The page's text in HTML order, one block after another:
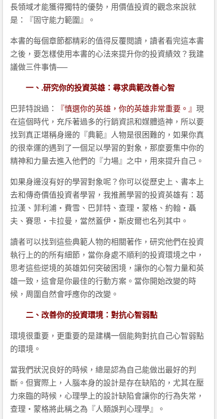
長領域才能獲得獨特的優勢，用價值投資的觀念來說就
是：『固守能力範圍』。
本書的每個章節都精彩的值得反覆閱讀，讀者看完這本書
之後，要怎樣使用本書的心法來提升你的投資績效？我建
議做三件事情──
一、.研究你的投資英雄：尋求典範改善心智
巴菲特說過：
『慎選你的英雄，你的英雄非常重要。』 現
在這個時代，充斥著過多的行銷資訊和媒體造神，所以要
找到真正堪稱身邊的『典範』人物是很困難的，如果你真
的很幸運的遇到了一個足以學習的對象，那麼要集中你的
精神和力量去進入他們的『力場』之中，用來提升自己。
如果身邊沒有好的學習對象呢？你可以從歷史上、書本上
去和傳奇價值投資者學習，我推薦學習的投資英雄有：葛
拉漢、菲利浦・費雪、巴菲特、查理・蒙格、約翰・聶
夫、賽思・卡拉曼，當然蓋伊‧斯皮爾也名列其中。
讀者可以找到這些典範人物的相關著作，研究他們在投資
執行上的的所有細節，當你身處不順利的投資環境之中，
思考這些逆境的英雄如何突破困境，讓你的心智力量和英
雄一致，這會是你最佳的行動方案。當你開始改變的時
候，周圍自然會呼應你的改變。
二、改善你的投資環境：對抗心智弱點
環境很重要，更重要的是建構一個能夠對抗自己心智弱點
的環境。
當我們狀況良好的時候，總是認為自己能做出最好的判
斷。但實際上，人腦本身的設計是存在缺陷的，尤其在壓
力來臨的時候，心理學上的設計缺陷會讓你的行為失常，
查理‧蒙格將此稱之為『人類誤判心理學』。